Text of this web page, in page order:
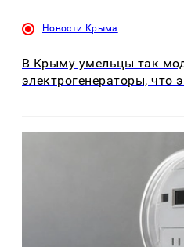
Новости Крыма
В Крыму умельцы так
электрогенераторы, что